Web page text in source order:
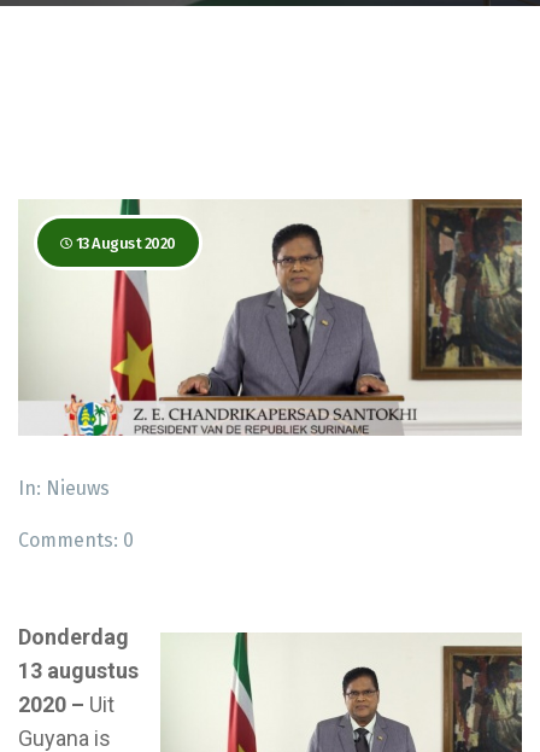
13 August 2020
In: Nieuws
Comments: 0
Donderdag
13 augustus
2020 – Uit
Guyana is